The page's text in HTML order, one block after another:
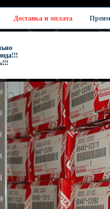
Доставка и оплата